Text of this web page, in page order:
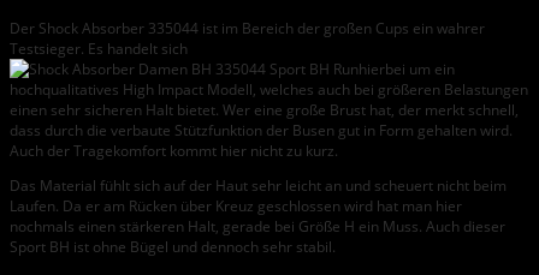
Der Shock Absorber 335044 ist im Bereich der großen Cups ein wahrer
Testsieger. Es handelt sich
hierbei um ein
hochqualitatives High Impact Modell, welches auch bei größeren Belastungen
einen sehr sicheren Halt bietet. Wer eine große Brust hat, der merkt schnell,
dass durch die verbaute Stützfunktion der Busen gut in Form gehalten wird.
Auch der Tragekomfort kommt hier nicht zu kurz.
Das Material fühlt sich auf der Haut sehr leicht an und scheuert nicht beim
Laufen. Da er am Rücken über Kreuz geschlossen wird hat man hier
nochmals einen stärkeren Halt, gerade bei Größe H ein Muss. Auch dieser
Sport BH ist ohne Bügel und dennoch sehr stabil.